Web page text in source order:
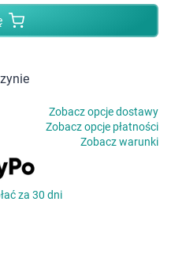
Zobacz opcje dostawy
Zobacz opcje płatności
Zobacz warunki
za 30 dni